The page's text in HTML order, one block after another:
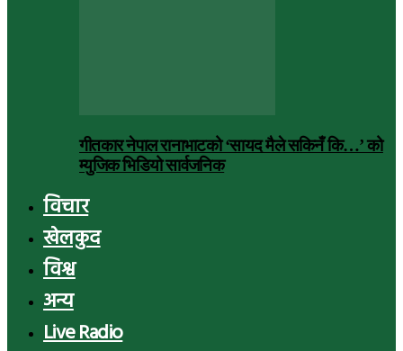
गीतकार नेपाल रानाभाटको ‘सायद मैले सकिनँ कि…’ को
म्युजिक भिडियो सार्वजनिक
विचार
खेलकुद
विश्व
अन्य
Live Radio